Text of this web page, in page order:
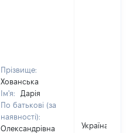
Прізвище:
Хованська
Ім'я:
Дарія
По батькові (за
наявності):
Олександрівна
Україна